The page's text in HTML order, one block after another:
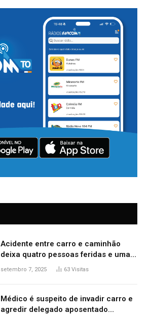
Acidente entre carro e caminhão
deixa quatro pessoas feridas e uma
mulher morta na TO-070
setembro 7, 2025 63 Visitas
Médico é suspeito de invadir carro e
agredir delegado aposentado